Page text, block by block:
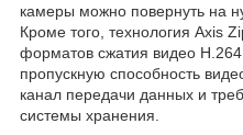
камеры можно повернуть на
Кроме того, технология Axis
форматов сжатия видео
пропускную способность
канал передачи данных и
системы хранения.